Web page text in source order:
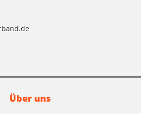
Über uns